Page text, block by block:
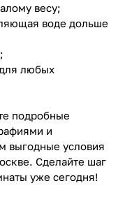
весу;
воде дольше
любых
подробные
и
выгодные условия
Сделайте шаг
уже сегодня!